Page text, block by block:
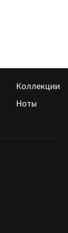
Коллекции
Ноты